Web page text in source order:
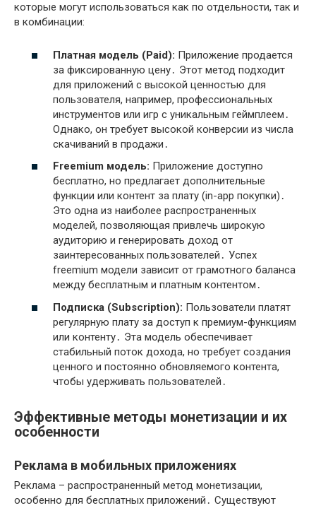
которые могут использоваться как по отдельности, так и
в комбинации:
Платная модель (Paid): Приложение продается
за фиксированную цену․ Этот метод подходит
для приложений с высокой ценностью для
пользователя, например, профессиональных
инструментов или игр с уникальным геймплеем․
Однако, он требует высокой конверсии из числа
скачиваний в продажи․
Freemium модель: Приложение доступно
бесплатно, но предлагает дополнительные
функции или контент за плату (in-app покупки)․
Это одна из наиболее распространенных
моделей, позволяющая привлечь широкую
аудиторию и генерировать доход от
заинтересованных пользователей․ Успех
freemium модели зависит от грамотного баланса
между бесплатным и платным контентом․
Подписка (Subscription): Пользователи платят
регулярную плату за доступ к премиум-функциям
или контенту․ Эта модель обеспечивает
стабильный поток дохода, но требует создания
ценного и постоянно обновляемого контента,
чтобы удерживать пользователей․
Эффективные методы монетизации и их
особенности
Реклама в мобильных приложениях
Реклама – распространенный метод монетизации,
особенно для бесплатных приложений․ Существуют